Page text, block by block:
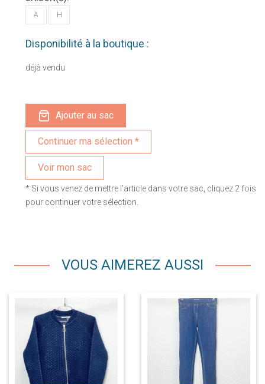
A H
Disponibilité à la boutique :
déjà vendu
Ajouter au sac
Voir mon sac
* Si vous venez de mettre l'article dans votre sac, cliquez 2 fois
pour continuer votre sélection.
VOUS AIMEREZ AUSSI